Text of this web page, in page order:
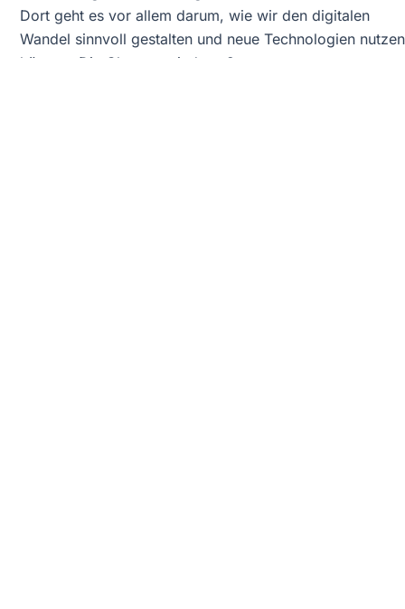
Dort geht es vor allem darum, wie wir den digitalen
Wandel sinnvoll gestalten und neue Technologien nutzen
können. Die Chancen sind groß.